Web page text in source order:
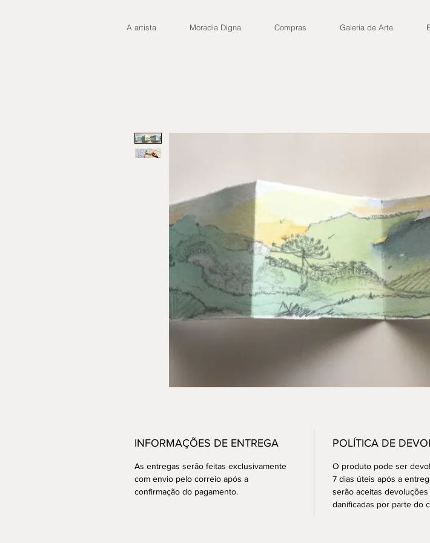
A artista Moradia Digna Compras Galeria de Arte
INFORMAÇÕES DE ENTREGA
As entregas serão feitas exclusivamente
com envio pelo correio após a
confirmação do pagamento.
POLÍTICA DE
O produto pode ser
7 dias úteis após a
serão aceitas
danificadas por parte do